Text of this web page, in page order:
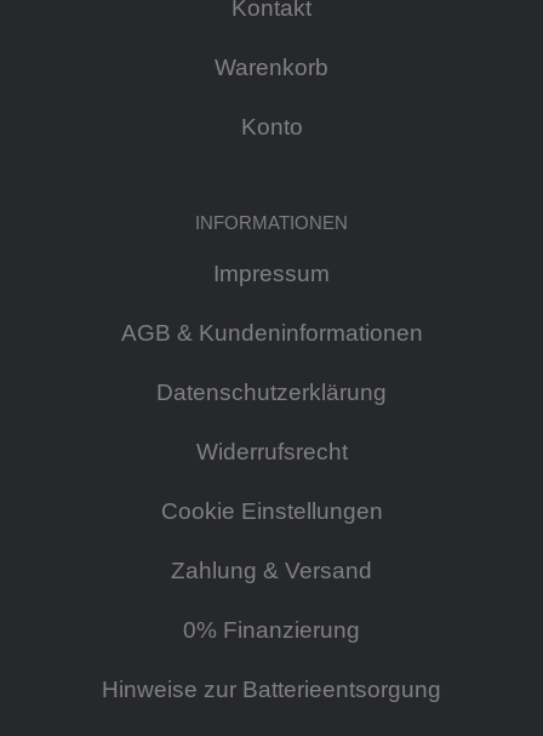
Kontakt
Warenkorb
Konto
INFORMATIONEN
Impressum
AGB & Kundeninformationen
Datenschutzerklärung
Widerrufsrecht
Cookie Einstellungen
Zahlung & Versand
0% Finanzierung
Hinweise zur Batterieentsorgung